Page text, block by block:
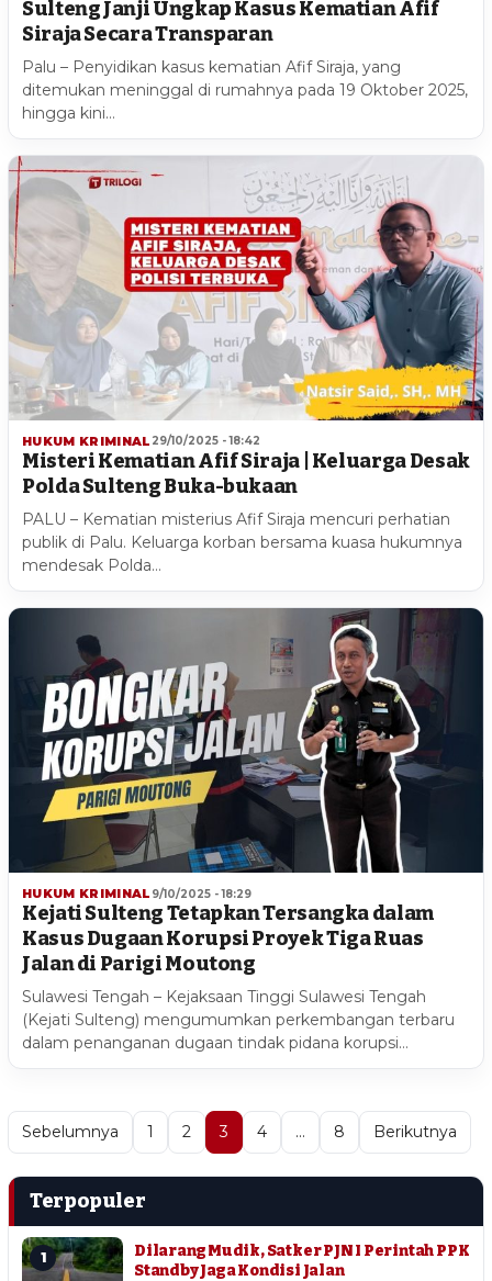
Sulteng Janji Ungkap Kasus Kematian Afif
Siraja Secara Transparan
Palu – Penyidikan kasus kematian Afif Siraja, yang
ditemukan meninggal di rumahnya pada 19 Oktober 2025,
hingga kini…
HUKUM KRIMINAL 29/10/2025 - 18:42
Misteri Kematian Afif Siraja | Keluarga Desak
Polda Sulteng Buka-bukaan
PALU – Kematian misterius Afif Siraja mencuri perhatian
publik di Palu. Keluarga korban bersama kuasa hukumnya
mendesak Polda…
HUKUM KRIMINAL 9/10/2025 - 18:29
Kejati Sulteng Tetapkan Tersangka dalam
Kasus Dugaan Korupsi Proyek Tiga Ruas
Jalan di Parigi Moutong
Sulawesi Tengah – Kejaksaan Tinggi Sulawesi Tengah
(Kejati Sulteng) mengumumkan perkembangan terbaru
dalam penanganan dugaan tindak pidana korupsi…
Sebelumnya 1 2 3 4 … 8 Berikutnya
Terpopuler
1
Dilarang Mudik, Satker PJN I Perintah PPK
Standby Jaga Kondisi Jalan